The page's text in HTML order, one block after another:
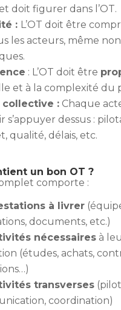
doit figurer dans l’OT.
: L’OT doit être
les acteurs, même non
: L’OT doit être
et à la complexité du
:Chaque
s’appuyer dessus :
qualité, délais, etc.
un bon OT ?
comporte :
à livrer
documents, etc.)
nécessairesà
(études, achats,
transverses
coordination)